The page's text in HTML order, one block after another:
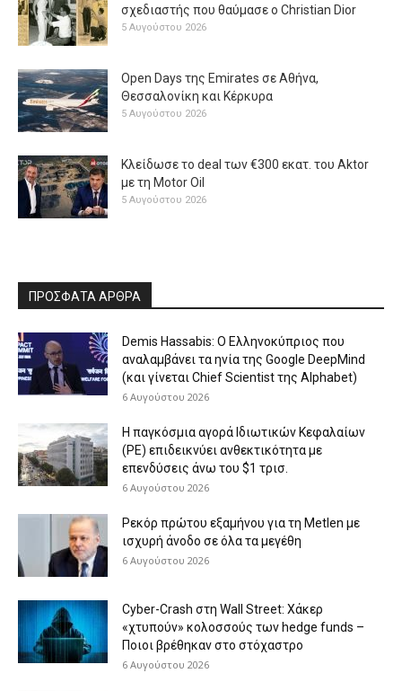
σχεδιαστής που θαύμασε ο Christian Dior
5 Αυγούστου 2026
Open Days της Emirates σε Αθήνα,
Θεσσαλονίκη και Κέρκυρα
5 Αυγούστου 2026
Κλείδωσε το deal των €300 εκατ. του Aktor
με τη Μotor Oil
5 Αυγούστου 2026
ΠΡΟΣΦΑΤΑ ΑΡΘΡΑ
Demis Hassabis: Ο Ελληνοκύπριος που
αναλαμβάνει τα ηνία της Google DeepMind
(και γίνεται Chief Scientist της Alphabet)
6 Αυγούστου 2026
Η παγκόσμια αγορά Ιδιωτικών Κεφαλαίων
(PE) επιδεικνύει ανθεκτικότητα με
επενδύσεις άνω του $1 τρισ.
6 Αυγούστου 2026
Ρεκόρ πρώτου εξαμήνου για τη Metlen με
ισχυρή άνοδο σε όλα τα μεγέθη
6 Αυγούστου 2026
Cyber-Crash στη Wall Street: Χάκερ
«χτυπούν» κολοσσούς των hedge funds –
Ποιοι βρέθηκαν στο στόχαστρο
6 Αυγούστου 2026